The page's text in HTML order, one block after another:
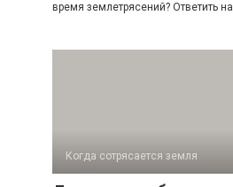
время землетрясений? Ответить
Когда сотрясается земля